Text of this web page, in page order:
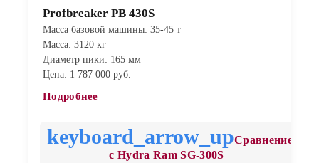
Profbreaker PB 430S
Масса базовой машины: 35-45 т
Масса: 3120 кг
Диаметр пики: 165 мм
Цена: 1 787 000 руб.
Подробнее
Сравнение
с Hydra Ram SG-300S